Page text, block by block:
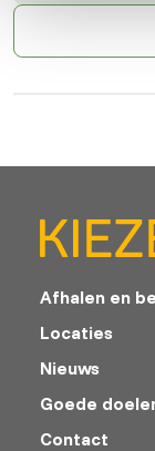
Afhalen en
Locaties
Nieuws
Goede
Contact